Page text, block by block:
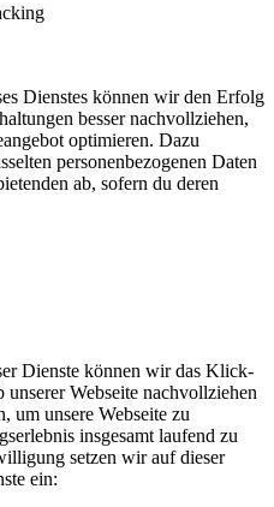
Dienstes können wir den Erfolg
besser nachvollziehen,
optimieren. Dazu
personenbezogenen Daten
ab, sofern du deren
Dienste können wir das Klick-
Webseite nachvollziehen
um unsere Webseite zu
insgesamt laufend zu
setzen wir auf dieser
ein: